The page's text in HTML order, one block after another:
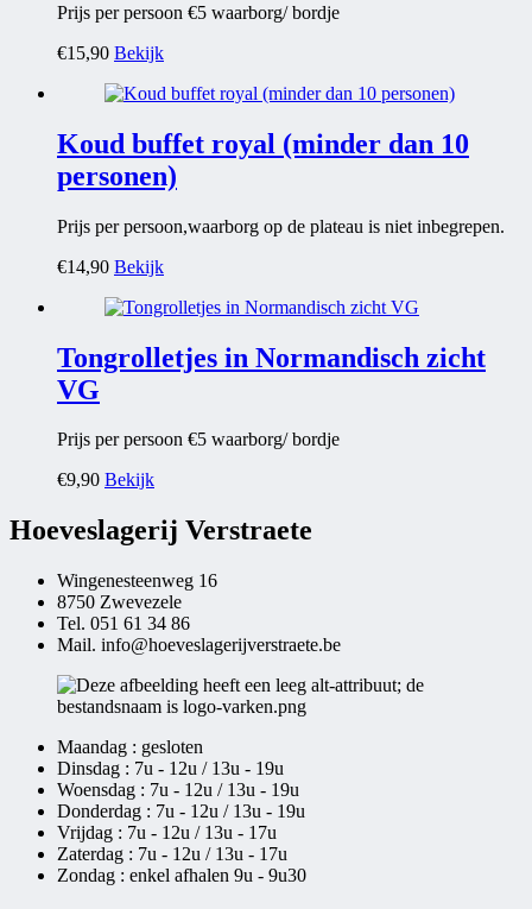
Prijs per persoon €5 waarborg/ bordje
€15,90 Bekijk
Koud buffet royal (minder dan 10
personen)
Prijs per persoon,waarborg op de plateau is niet inbegrepen.
€14,90 Bekijk
Tongrolletjes in Normandisch zicht
VG
Prijs per persoon €5 waarborg/ bordje
€9,90 Bekijk
Hoeveslagerij Verstraete
Wingenesteenweg 16
8750 Zwevezele
Tel. 051 61 34 86
Mail. info@hoeveslagerijverstraete.be
Maandag : gesloten
Dinsdag : 7u - 12u / 13u - 19u
Woensdag : 7u - 12u / 13u - 19u
Donderdag : 7u - 12u / 13u - 19u
Vrijdag : 7u - 12u / 13u - 17u
Zaterdag : 7u - 12u / 13u - 17u
Zondag : enkel afhalen 9u - 9u30